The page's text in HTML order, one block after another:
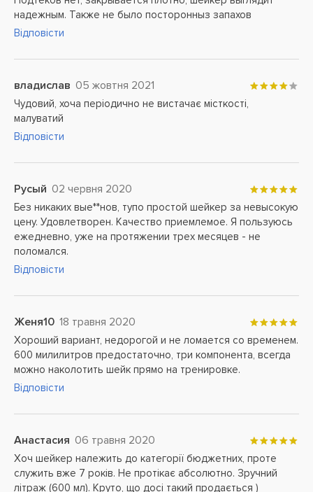
надежным. Также не было посторонныз запахов
Відповісти
владислав 05 жовтня 2021
Чудовий, хоча періодично не вистачає місткості,
малуватий
Відповісти
Русый 02 червня 2020
Без никаких вые**нов, тупо простой шейкер за невысокую
цену. Удовлетворен. Качество приемлемое. Я пользуюсь
ежедневно, уже на протяжении трех месяцев - не
поломался.
Відповісти
Женя10 18 травня 2020
Хороший вариант, недорогой и не ломается со временем.
600 милилитров предостаточно, три компонента, всегда
можно наколотить шейк прямо на тренировке.
Відповісти
Анастасия 06 травня 2020
Хоч шейкер належить до категорії бюджетних, проте
служить вже 7 років. Не протікає абсолютно. Зручний
літраж (600 мл). Круто, що досі такий продається )